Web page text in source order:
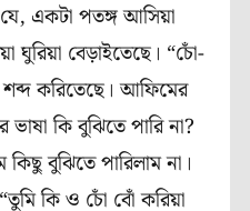
যে, একটা পতঙ্গ আসিয়া
ঘুরিয়া বেড়াইতেছে। “চোঁ-
করিতেছে। আফিমের
কি বুঝিতে পারি না?
বুঝিতে পারিলাম না।
কি ও চোঁ বোঁ করিয়া